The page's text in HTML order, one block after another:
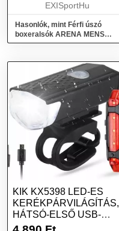
EXISportHu
Hasonlók, mint Férfi úszó
boxeralsók ARENA MENS
BRIGHT GLARE SWIM SHORT
KIK KX5398 LED-ES
KERÉKPÁRVILÁGÍTÁS,
HÁTSÓ-ELSŐ USB-
KÉSZLET